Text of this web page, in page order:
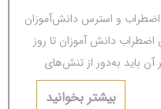
توصیه‌های مفید به والدین جهت کاهش اضطراب و استرس دانش‌آموزان
تا کنکور برای کاهش اضطراب دانش آموزان تا روز
باید به‌دور از تنش‌های
بیشتر بخوانید